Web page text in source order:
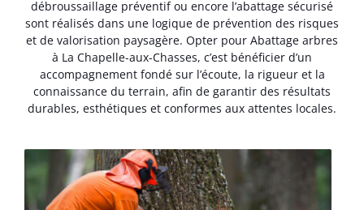
débroussaillage préventif ou encore l’abattage sécurisé
sont réalisés dans une logique de prévention des risques
et de valorisation paysagère. Opter pour Abattage arbres
à La Chapelle-aux-Chasses, c’est bénéficier d’un
accompagnement fondé sur l’écoute, la rigueur et la
connaissance du terrain, afin de garantir des résultats
durables, esthétiques et conformes aux attentes locales.